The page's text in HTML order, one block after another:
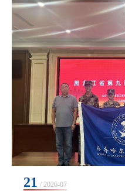
而出，斩获二等奖1项、三等
哈尔滨工业大学、黑龙江大
与质量的双重突破，创下学
江省教育厅指导、黑龙江省
21 / 2026-07